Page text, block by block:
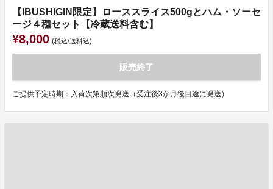
【IBUSHIGIN限定】ローススライス500gとハム・ソーセ
ージ４種セット【冷蔵送料含む】
¥8,000 (税込/送料込)
販売終了
ご提供予定時期：入荷次第順次発送（受注後3か月後目途に発送）